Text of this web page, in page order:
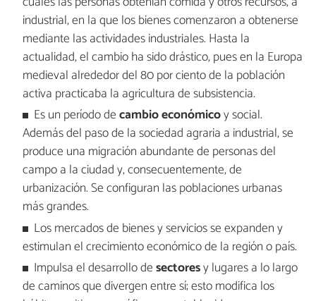
industrial, en la que los bienes comenzaron a obtenerse
mediante las actividades industriales. Hasta la
actualidad, el cambio ha sido drástico, pues en la Europa
medieval alrededor del 80 por ciento de la población
activa practicaba la agricultura de subsistencia.
Es un período decambioeconómicoy social.
Además del paso de la sociedad agraria a industrial, se
produce una migración abundante de personas del
campo a la ciudad y, consecuentemente, de
urbanización. Se configuran las poblaciones urbanas
más grandes.
Los mercados de bienes y servicios se expanden y
estimulan el crecimiento económico de la región o país.
Impulsa el desarrollo desectoresy lugares a lo largo
de caminos que divergen entre sí; esto modifica los